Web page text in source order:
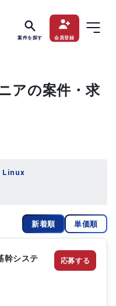
案件を探す 会員登録
アの案件・求
Linux
新着順 単価順
幹システ
応募する